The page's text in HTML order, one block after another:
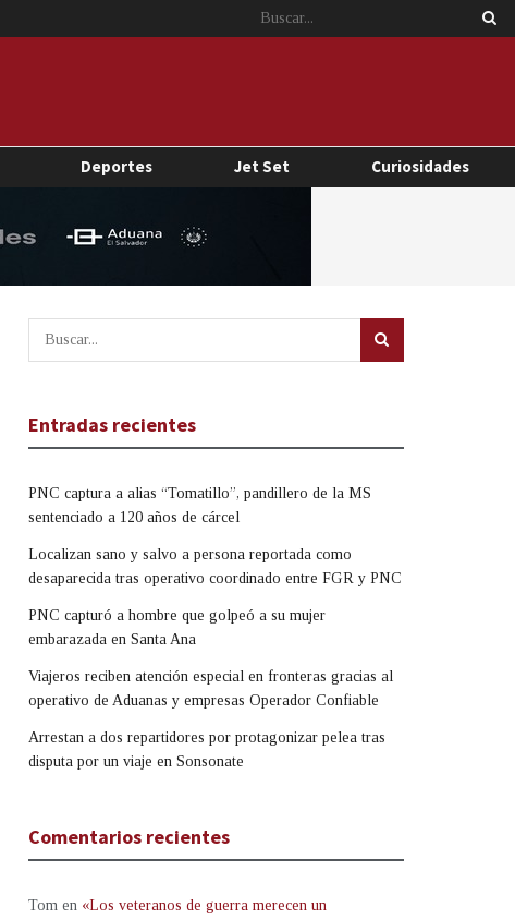
Deportes Jet Set Curiosidades
Entradas recientes
PNC captura a alias “Tomatillo”, pandillero de la MS
sentenciado a 120 años de cárcel
Localizan sano y salvo a persona reportada como
desaparecida tras operativo coordinado entre FGR y PNC
PNC capturó a hombre que golpeó a su mujer
embarazada en Santa Ana
Viajeros reciben atención especial en fronteras gracias al
operativo de Aduanas y empresas Operador Confiable
Arrestan a dos repartidores por protagonizar pelea tras
disputa por un viaje en Sonsonate
Comentarios recientes
Tom en «Los veteranos de guerra merecen un